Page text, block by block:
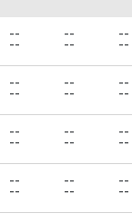
--
--
--
--
--
--
--
--
--
--
--
--
--
--
--
--
--
--
--
--
--
--
--
--